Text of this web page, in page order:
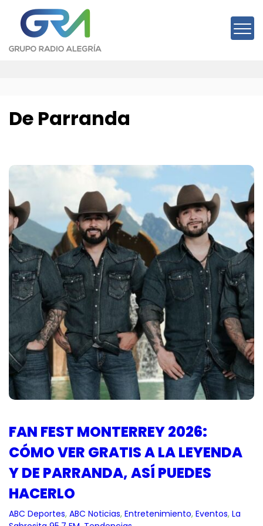
contenido
De Parranda
FAN FEST MONTERREY 2026:
CÓMO VER GRATIS A LA LEYENDA
Y DE PARRANDA, ASÍ PUEDES
HACERLO
ABC Deportes, ABC Noticias, Entretenimiento, Eventos, La